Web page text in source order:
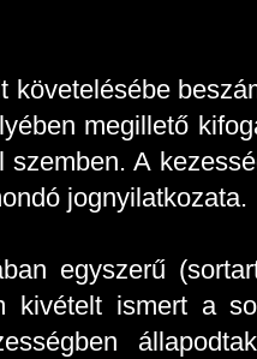
követelésébe
megillető
A
jognyilatkozata.
egyszerű
ismert a